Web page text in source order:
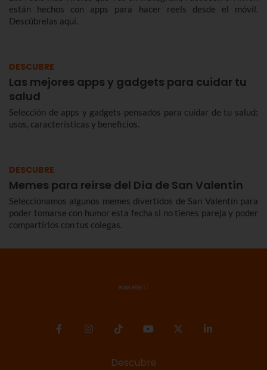
están hechos con apps para hacer reels desde el móvil.
Descúbrelas aquí.
DESCUBRE
Las mejores apps y gadgets para cuidar tu
salud
Selección de apps y gadgets pensados para cuidar de tu salud:
usos, características y beneficios.
DESCUBRE
Memes para reírse del Día de San Valentín
Seleccionamos algunos memes divertidos de San Valentín para
poder tomarse con humor esta fecha si no tienes pareja y poder
compartirlos con tus colegas.
Descubre